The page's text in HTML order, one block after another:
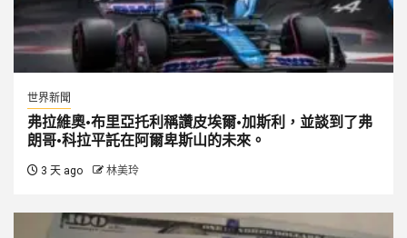
世界新聞
弗拉維奧·布里亞托利稱讚皮埃爾·加斯利，並談到了弗
朗哥·科拉平託在阿爾卑斯山的未來。
3 天 ago 林美玲